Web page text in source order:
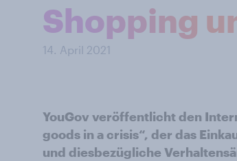
Shopping
14. April 2021
YouGov veröffentlicht den
goods in a crisis“, der das
und diesbezügliche